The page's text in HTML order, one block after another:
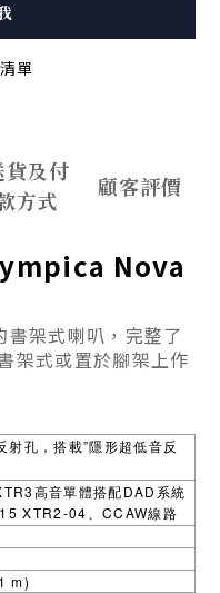
單
貨及付
方式
顧客評價
Nova
架式喇叭，完整了
架式或置於腳架上作
射孔，搭載”隱形超低音反
高音單體搭配 DAD 系統
XTR2-04 、CCAW線路
m)